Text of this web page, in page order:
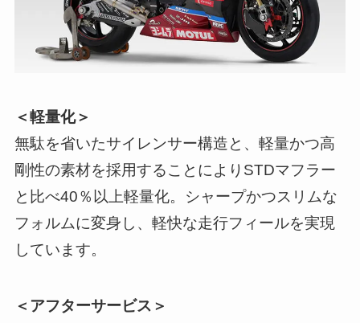
＜軽量化＞
無駄を省いたサイレンサー構造と、軽量かつ高
剛性の素材を採用することによりSTDマフラー
と比べ40％以上軽量化。シャープかつスリムな
フォルムに変身し、軽快な走行フィールを実現
しています。
＜アフターサービス＞